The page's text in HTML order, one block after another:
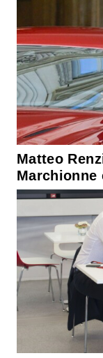
Matteo
Marchionne